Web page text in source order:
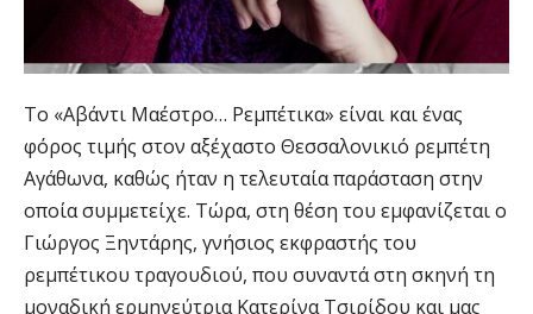
Το «Αβάντι Μαέστρο… Ρεμπέτικα» είναι και ένας
φόρος τιμής στον αξέχαστο Θεσσαλονικιό ρεμπέτη
Αγάθωνα, καθώς ήταν η τελευταία παράσταση στην
οποία συμμετείχε. Τώρα, στη θέση του εμφανίζεται ο
Γιώργος Ξηντάρης, γνήσιος εκφραστής του
ρεμπέτικου τραγουδιού, που συναντά στη σκηνή τη
μοναδική ερμηνεύτρια Κατερίνα Τσιρίδου και μας